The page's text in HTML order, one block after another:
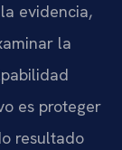
evidencia,
la
es proteger
resultado